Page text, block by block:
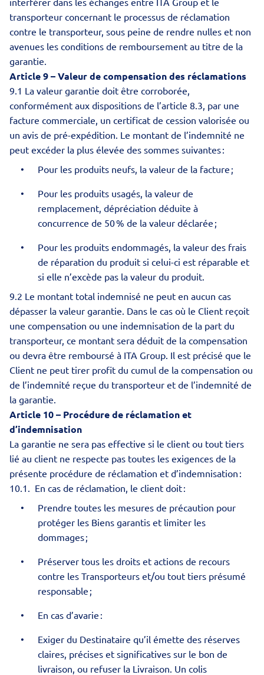
transporteur concernant le processus de réclamation
contre le transporteur, sous peine de rendre nulles et non
avenues les conditions de remboursement au titre de la
garantie.
Article 9 – Valeur de compensation des réclamations
9.1 La valeur garantie doit être corroborée,
conformément aux dispositions de l’article 8.3, par une
facture commerciale, un certificat de cession valorisée ou
un avis de pré-expédition. Le montant de l’indemnité ne
peut excéder la plus élevée des sommes suivantes :
Pour les produits neufs, la valeur de la facture ;
Pour les produits usagés, la valeur de
remplacement, dépréciation déduite à
concurrence de 50 % de la valeur déclarée ;
Pour les produits endommagés, la valeur des frais
de réparation du produit si celui-ci est réparable et
si elle n’excède pas la valeur du produit.
9.2 Le montant total indemnisé ne peut en aucun cas
dépasser la valeur garantie. Dans le cas où le Client reçoit
une compensation ou une indemnisation de la part du
transporteur, ce montant sera déduit de la compensation
ou devra être remboursé à ITA Group. Il est précisé que le
Client ne peut tirer profit du cumul de la compensation ou
de l’indemnité reçue du transporteur et de l’indemnité de
la garantie.
Article 10 – Procédure de réclamation et
d’indemnisation
La garantie ne sera pas effective si le client ou tout tiers
lié au client ne respecte pas toutes les exigences de la
présente procédure de réclamation et d’indemnisation :
10.1. En cas de réclamation, le client doit :
Prendre toutes les mesures de précaution pour
protéger les Biens garantis et limiter les
dommages ;
Préserver tous les droits et actions de recours
contre les Transporteurs et/ou tout tiers présumé
responsable ;
En cas d’avarie :
Exiger du Destinataire qu’il émette des réserves
claires, précises et significatives sur le bon de
livraison, ou refuser la Livraison. Un colis